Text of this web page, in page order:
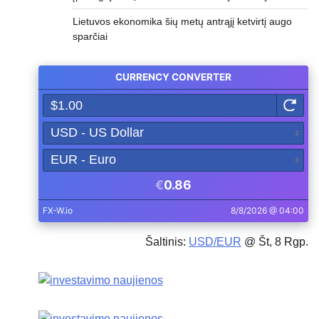
Lietuvos ekonomika šių metų antrąjį ketvirtį augo
sparčiai
Šaltinis: USD/EUR @ Št, 8 Rgp.